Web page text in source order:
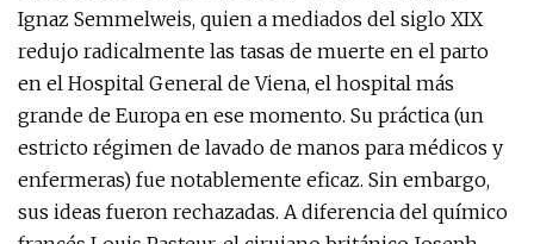
Ignaz Semmelweis, quien a mediados del siglo XIX
redujo radicalmente las tasas de muerte en el parto
en el Hospital General de Viena, el hospital más
grande de Europa en ese momento. Su práctica (un
estricto régimen de lavado de manos para médicos y
enfermeras) fue notablemente eficaz. Sin embargo,
sus ideas fueron rechazadas. A diferencia del químico